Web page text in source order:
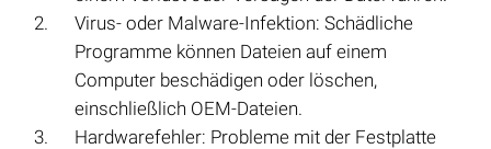
Virus- oder Malware-Infektion: Schädliche
Programme können Dateien auf einem
Computer beschädigen oder löschen,
einschließlich OEM-Dateien.
Hardwarefehler: Probleme mit der Festplatte